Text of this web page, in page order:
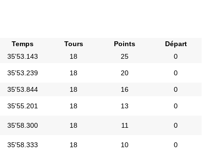
Temps Tours Points
Départ
35'53.143 18 25 0
35'53.239 18 20 0
35'53.844 18 16 0
35'55.201 18 13 0
35'58.300 18 11 0
35'58.333 18 10 0